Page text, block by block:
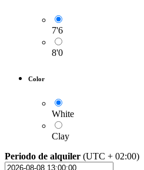
7'6
8'0
Color
White
Clay
Periodo de alquiler (UTC + 02:00)